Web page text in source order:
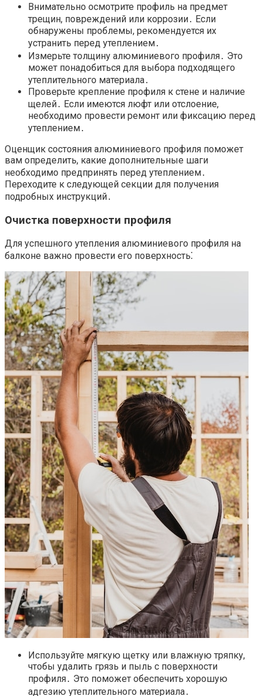
Внимательно осмотрите профиль на предмет
трещин, повреждений или коррозии․ Если
обнаружены проблемы, рекомендуется их
устранить перед утеплением․
Измерьте толщину алюминиевого профиля․ Это
может понадобиться для выбора подходящего
утеплительного материала․
Проверьте крепление профиля к стене и наличие
щелей․ Если имеются люфт или отслоение,
необходимо провести ремонт или фиксацию перед
утеплением․
Оценщик состояния алюминиевого профиля поможет
вам определить, какие дополнительные шаги
необходимо предпринять перед утеплением․
Переходите к следующей секции для получения
подробных инструкций․
Очистка поверхности профиля
Для успешного утепления алюминиевого профиля на
балконе важно провести его поверхность⁚
Используйте мягкую щетку или влажную тряпку,
чтобы удалить грязь и пыль с поверхности
профиля․ Это поможет обеспечить хорошую
адгезию утеплительного материала․